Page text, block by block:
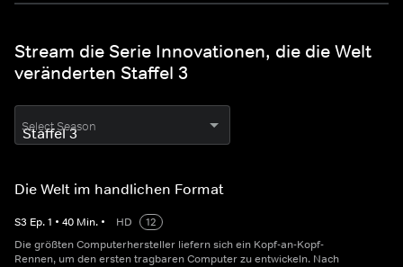
Stream die Serie Innovationen, die die Welt
veränderten Staffel 3
Select Season
Die Welt im handlichen Format
S3 Ep.1 • 40 Min. • HD
12
Die größten Computerhersteller liefern sich ein Kopf-an-Kopf-
Rennen, um den ersten tragbaren Computer zu entwickeln. Nach